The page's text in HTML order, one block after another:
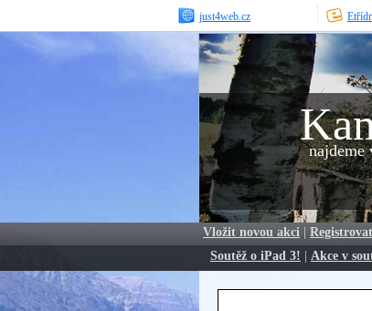
just4web.cz
najdeme
Vložit novou akci |
Soutěž o iPad 3! | Akce v